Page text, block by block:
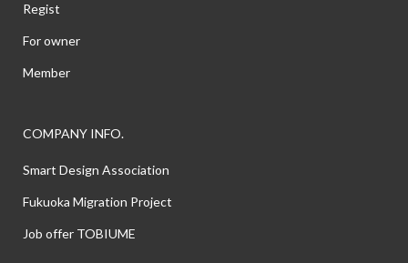
Regist
For owner
Member
COMPANY INFO.
Smart Design Association
Fukuoka Migration Project
Job offer TOBIUME